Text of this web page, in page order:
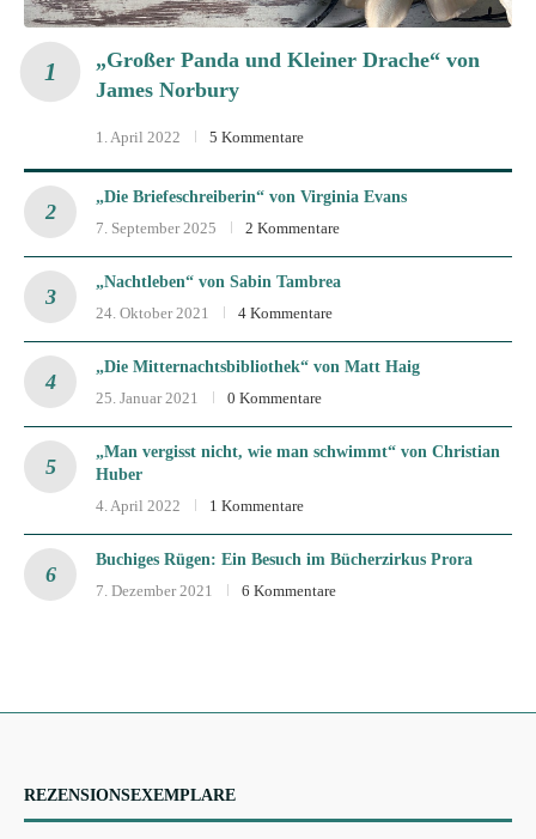
„Großer Panda und Kleiner Drache“ von
James Norbury
1. April 2022 5 Kommentare
„Die Briefeschreiberin“ von Virginia Evans
7. September 2025
2 Kommentare
„Nachtleben“ von Sabin Tambrea
24. Oktober 2021
4 Kommentare
„Die Mitternachtsbibliothek“ von Matt Haig
25. Januar 2021
0 Kommentare
„Man vergisst nicht, wie man schwimmt“ von Christian
Huber
4. April 2022
1 Kommentare
Buchiges Rügen: Ein Besuch im Bücherzirkus Prora
7. Dezember 2021
6 Kommentare
REZENSIONSEXEMPLARE